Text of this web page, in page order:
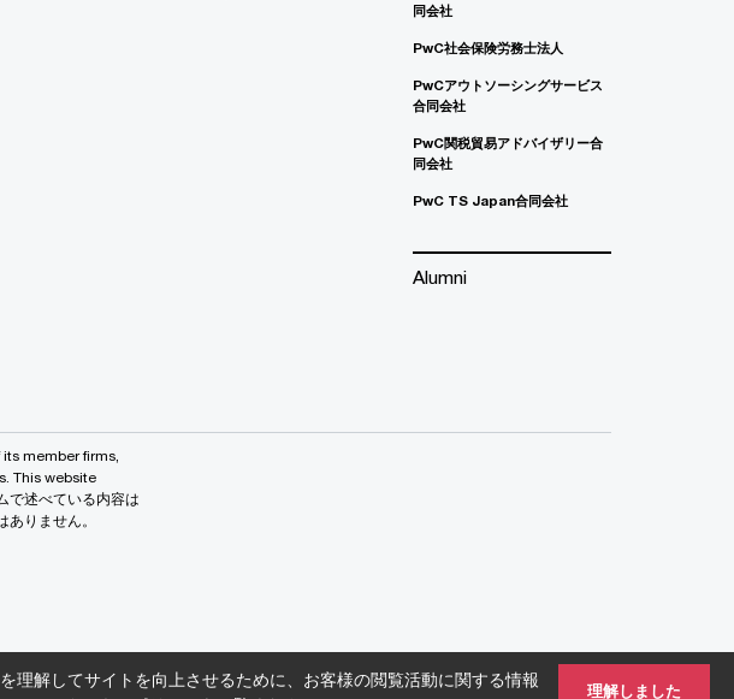
理解してサイトを向上させるために、お客様の閲覧活動に関する情報
理解しました
同会社
PwC社会保険労務士法人
PwCアウトソーシングサービス
合同会社
PwC関税貿易アドバイザリー合
同会社
PwC TS Japan合同会社
Alumni
member firms,
This website
述べている内容は
りません。